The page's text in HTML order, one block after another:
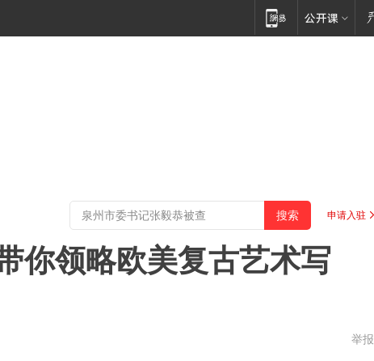
申请入驻
你领略欧美复古艺术写
举报